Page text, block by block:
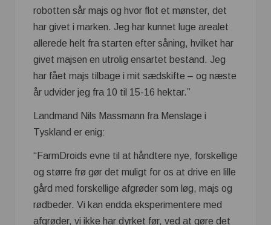
robotten sår majs og hvor flot et mønster, det
har givet i marken. Jeg har kunnet luge arealet
allerede helt fra starten efter såning, hvilket har
givet majsen en utrolig ensartet bestand. Jeg
har fået majs tilbage i mit sædskifte – og næste
år udvider jeg fra 10 til 15-16 hektar.”
Landmand Nils Massmann fra Menslage i
Tyskland er enig:
“FarmDroids evne til at håndtere nye, forskellige
og større frø gør det muligt for os at drive en lille
gård med forskellige afgrøder som løg, majs og
rødbeder. Vi kan endda eksperimentere med
afgrøder, vi ikke har dyrket før, ved at gøre det